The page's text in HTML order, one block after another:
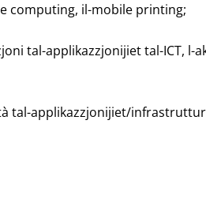
computing, il-mobile printing;
tal-applikazzjonijiet tal-ICT, l-
tal-applikazzjonijiet/